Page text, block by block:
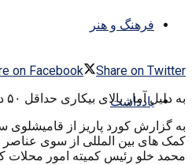
فرهنگ و هنر
یادداشت
on Facebook
Share on Twitter
به دلیل آمار بالای بیکاری حداقل ۵۰ درصد از مردم مناطق کردنشین سوریه زیر خط فقر هستند.
به گزارش کورد پاریز از
کمک های بین المللی از سوی